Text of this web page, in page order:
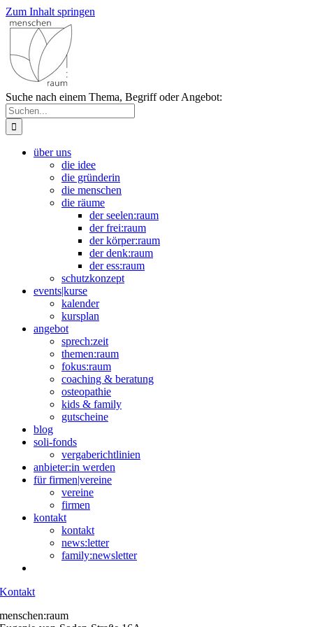
Zum Inhalt springen
Suche nach einem Thema, Begriff oder Angebot:
über uns
die idee
die gründerin
die menschen
die räume
der seelen:raum
der frei:raum
der körper:raum
der denk:raum
der ess:raum
schutzkonzept
events|kurse
kalender
kursplan
angebot
sprech:zeit
themen:raum
fokus:raum
coaching & beratung
osteopathie
kids & family
gutscheine
blog
soli-fonds
vergaberichtlinien
anbieter:in werden
für firmen|vereine
vereine
firmen
kontakt
kontakt
news:letter
family:newsletter
Kontakt
menschen:raum